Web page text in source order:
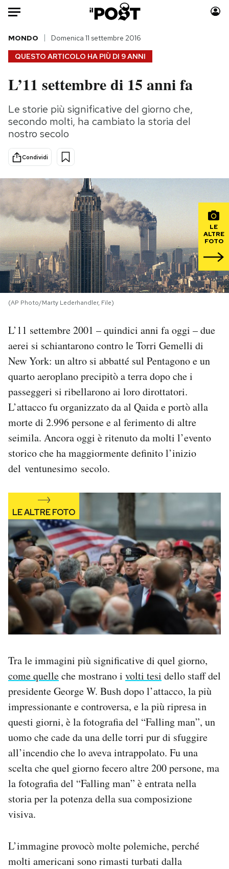
Auto
HOME
Italia
Politica
Tecnologia
Scienza
Economia
Sport
Moda
Consumismi
Mondiali calcio 2026
PODCAST
NEWSLETTER
SHOP
CALENDARIO
AREA PERSONALE
Area Personale
Newsletter
Notifiche mobile
Hai bisogno di aiuto?
QUESTO ARTICOLO HA PIÙ DI 9 ANNI
MONDO Domenica 11 settembre 2016
L’11 settembre di 15 anni fa
Le storie più significative del giorno che,
secondo molti, ha cambiato la storia del
nostro secolo
Condividi
LE
ALTRE
FOTO
(AP Photo/Marty Lederhandler, File)
L’11 settembre 2001 – quindici anni fa oggi – due
aerei si schiantarono contro le Torri Gemelli di
New York: un altro si abbatté sul Pentagono e un
quarto aeroplano precipitò a terra dopo che i
passeggeri si ribellarono ai loro dirottatori.
L’attacco fu organizzato da al Qaida e portò alla
morte di 2.996 persone e al ferimento di altre
seimila. Ancora oggi è ritenuto da molti l’evento
storico che ha maggiormente definito l’inizio
del ventunesimo secolo.
Tra le immagini più significative di quel giorno,
come quelleche mostrano i volti tesi dello staff del
presidente George W. Bush dopo l’attacco, la più
impressionante e controversa, e la più ripresa in
questi giorni, è la fotografia del “Falling man”, un
uomo che cade da una delle torri pur di sfuggire
all’incendio che lo aveva intrappolato. Fu una
scelta che quel giorno fecero altre 200 persone, ma
la fotografia del “Falling man” è entrata nella
storia per la potenza della sua composizione
visiva.
L’immagine provocò molte polemiche, perché
molti americani sono rimasti turbati dalla